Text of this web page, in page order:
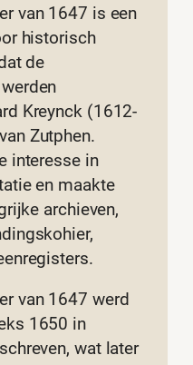
van 1647 is een
historisch
de
Kreynck (1612-
Zutphen.
interesse in
en maakte
archieven,
van 1647 werd
1650 in
wat later